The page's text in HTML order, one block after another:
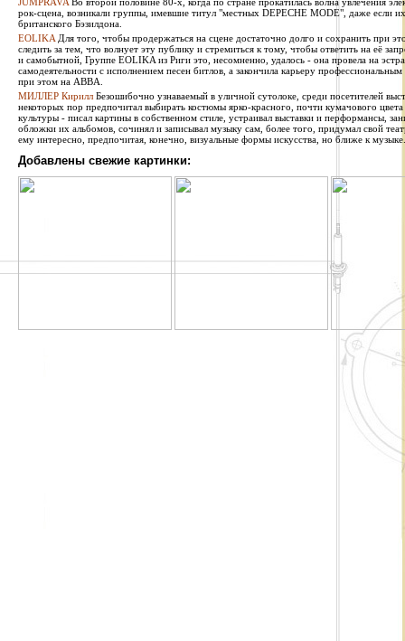
рок-сцена, возникали группы, имевшие титул "местных DEPECHE MODE", даже если
британского Бэзилдона.
EOLIKA Для того, чтобы продержаться на сцене достаточно долго и сохранить при
следить за тем, что волнует эту публику и стремиться к тому, чтобы ответить на её
и самобытной, Группе EOLIKA из Риги это, несомненно, удалось - она провела на
самодеятельности с исполнением песен битлов, а закончила карьеру
при этом на ABBA.
МИЛЛЕР Кирилл Безошибочно узнаваемый в уличной сутолоке, среди посетителей
некоторых пор предпочитал выбирать костюмы ярко-красного, почти кумачового
культуры - писал картины в собственном стиле, устраивал выставки и перформансы,
обложки их альбомов, сочинял и записывал музыку сам, более того, придумал свой
ему интересно, предпочитая, конечно, визуальные формы искусства, но ближе к музыке.
Добавлены свежие картинки: